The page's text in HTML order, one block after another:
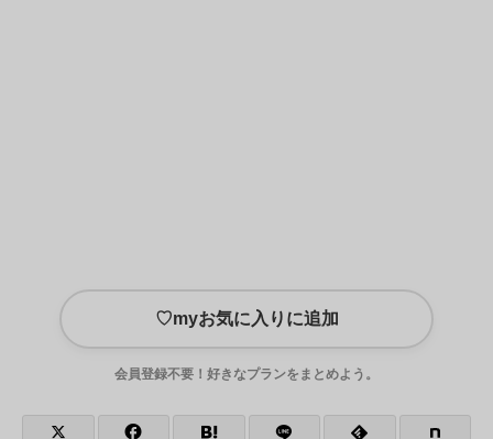
♡myお気に入りに追加
会員登録不要！好きなプランをまとめよう。